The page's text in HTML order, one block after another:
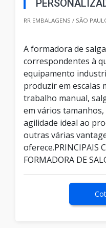
RR EMBALAGENS / SÃO
A formadora de
correspondentes à
equipamento
produzir em escalas
trabalho manual,
em vários
agilidade ideal ao
outras várias
oferece.PRINCIPAIS
FORMADORA DE